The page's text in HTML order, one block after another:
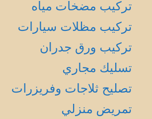
تركيب مضخات مياه
تركيب مظلات سيارات
تركيب ورق جدران
تسليك مجاري
تصليح ثلاجات وفريزرات
تمريض منزلي